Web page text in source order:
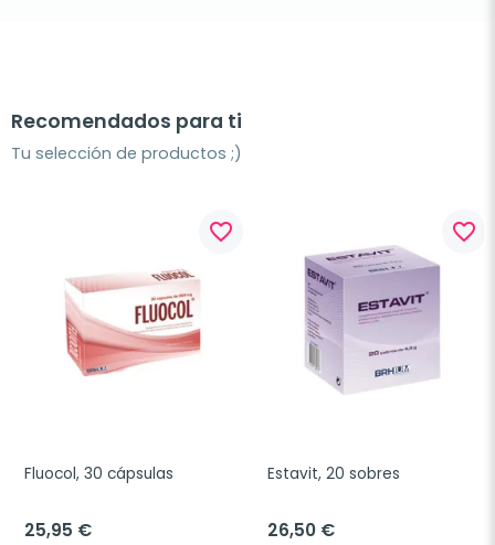
Recomendados para ti
Tu selección de productos ;)
favorite_border
Fluocol, 30 cápsulas
25,95 €
favorite_border
Estavit, 20 sobres
26,50 €